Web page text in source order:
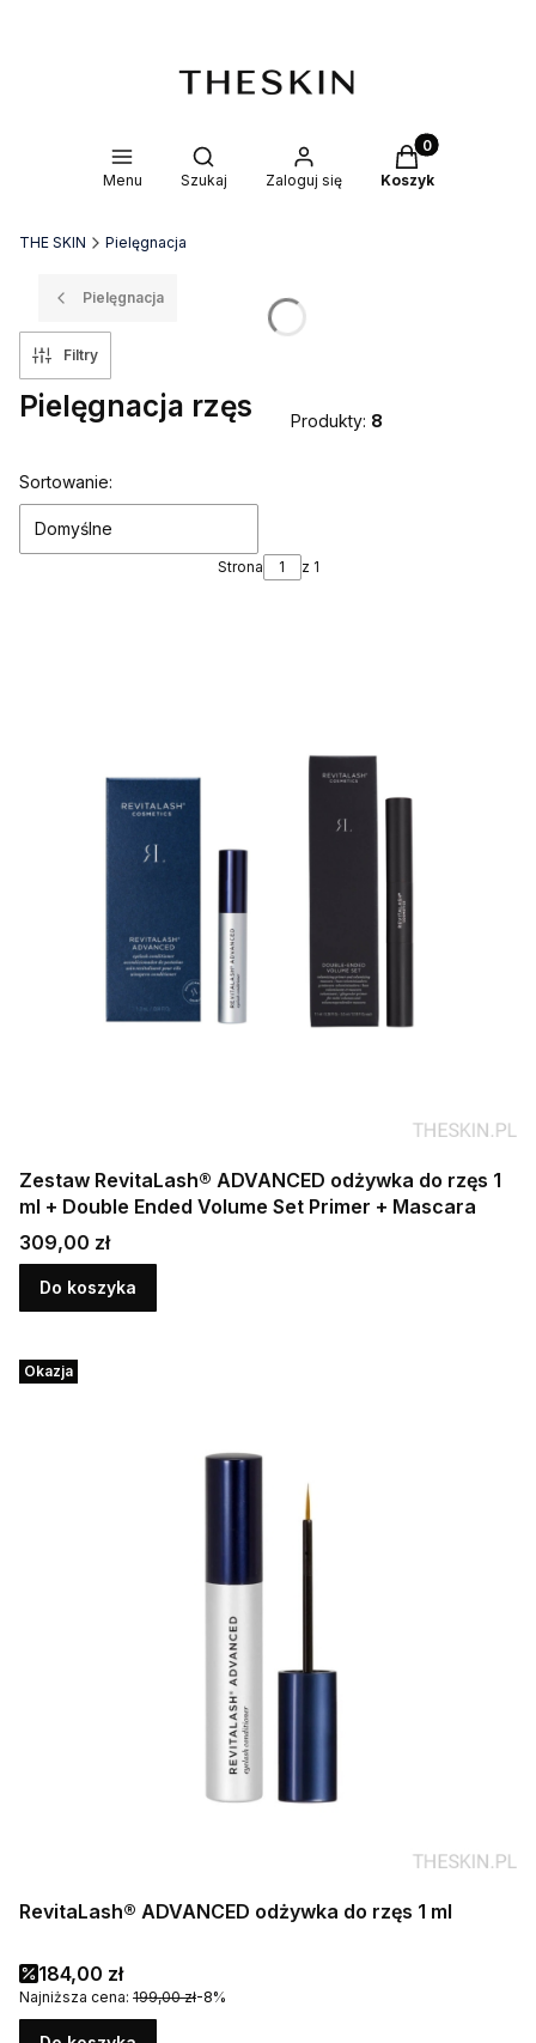
Menu
Otwórz wyszukiwarkę
Szukaj Zaloguj się
Produkty w
Koszyk
THE SKIN Pielęgnacja
Pielęgnacja
Filtry
Pielęgnacja rzęs Produkty: 8
Lista produktów
Sortowanie:
Domyślne
Strona z 1
Zestaw RevitaLash® ADVANCED odżywka do rzęs 1
ml + Double Ended Volume Set Primer + Mascara
Cena
309,00 zł
Do koszyka
Okazja
RevitaLash® ADVANCED odżywka do rzęs 1 ml
Cena promocyjna
184,00 zł
Najniższa cena: 199,00 zł-8%